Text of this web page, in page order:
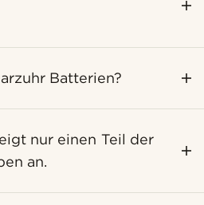
Batterien?
nur einen Teil der
an.